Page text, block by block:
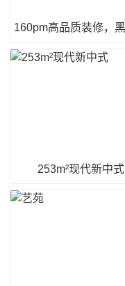
253m²现代新中式